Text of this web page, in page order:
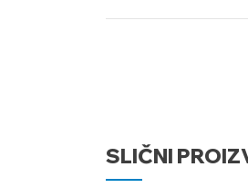
SLIČNI